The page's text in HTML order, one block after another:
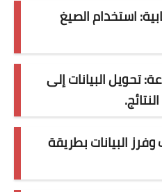
استخدام الصيغ
تحويل البيانات إلى
وفرز البيانات بطريقة